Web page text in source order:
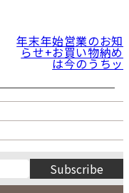
年末年始営業のお知
らせ+お買い物納め
は今のうちッ
金 土
日
1
2
Subscribe